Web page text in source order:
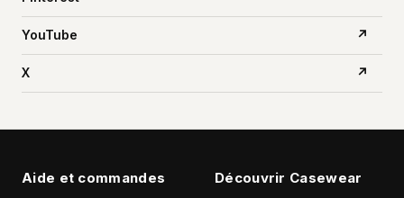
YouTube ↗
X ↗
Aide et commandes Découvrir Casewear